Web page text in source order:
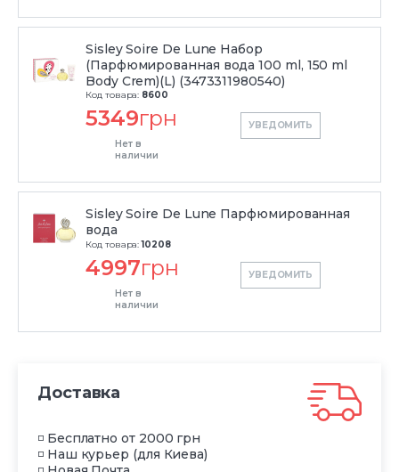
Sisley Soire De Lune Набор
(Парфюмированная вода 100 ml, 150 ml
Body Crem)(L) (3473311980540)
Код товара: 8600
5349грн
Нет в
наличии
УВЕДОМИТЬ
Sisley Soire De Lune Парфюмированная
вода
Код товара:10208
4997грн
Нет в
наличии
УВЕДОМИТЬ
Доставка
◽ Бесплатно от 2000 грн
◽ Наш курьер (для Киева)